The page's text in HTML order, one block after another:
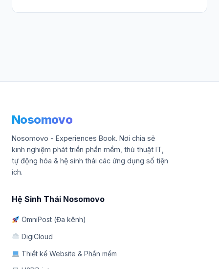
Nosomovo
Nosomovo - Experiences Book. Nơi chia sẻ
kinh nghiệm phát triển phần mềm, thủ thuật IT,
tự động hóa & hệ sinh thái các ứng dụng số tiện
ích.
Hệ Sinh Thái Nosomovo
OmniPost (Đa kênh)
DigiCloud
Thiết kế Website & Phần mềm